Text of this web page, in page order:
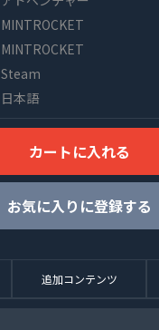
MINTROCKET
MINTROCKET
Steam
日本語
カートに入れる
お気に入りに登録する
追加コンテンツ